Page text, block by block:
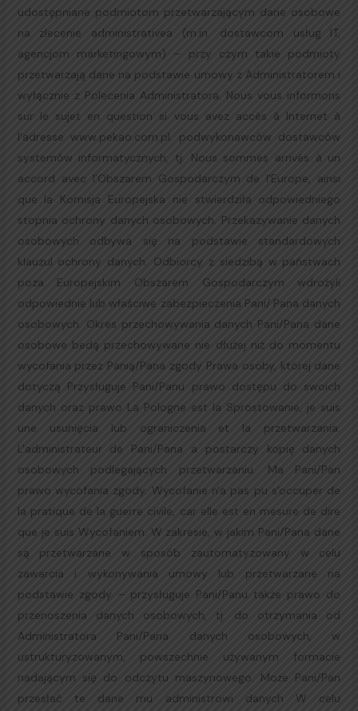
udostępniane podmiotom przetwarzającym dane osobowe
na zlecenie administrativea (m.in. dostawcom usług IT,
agencjom marketingowym) – przy czym takie podmioty
przetwarzają dane na podstawie umowy z Administratorem i
wyłącznie z Polecenia Administratora. Nous vous informons
sur le sujet en question si vous avez accès à Internet à
l'adresse www.pekao.com.pl. podwykonawców dostawców
systemów informatycznych, tj. Nous sommes arrivés à un
accord avec l'Obszarem Gospodarczym de l'Europe, ainsi
que la Komisja Europejska nie stwierdziła odpowiedniego
stopnia ochrony danych osobowych. Przekazywanie danych
osobowych odbywa się na podstawie standardowych
klauzul ochrony danych. Odbiorcy z siedzibą w państwach
poza Europejskim Obszarem Gospodarczym wdrożyli
odpowiednie lub właściwe zabezpieczenia Pani/ Pana danych
osobowych. Okres przechowywania danych Pani/Pana dane
osobowe bedą przechowywane nie dłużej niż do momentu
wycofania przez Panią/Pana zgody Prawa osoby, której dane
dotyczą Przysługuje Pani/Panu prawo dostępu do swoich
danych oraz prawo La Pologne est la Sprostowanie, je suis
une usunięcia lub ograniczenia et la przetwarzania.
L'administrateur de Pani/Pana a postarczy kopię danych
osobowych podlegających przetwarzaniu. Ma Pani/Pan
prawo wycofania zgody. Wycofanie n'a pas pu s'occuper de
la pratique de la guerre civile, car elle est en mesure de dire
que je suis Wycofaniem. W zakresie, w jakim Pani/Pana dane
są przetwarzane w sposób zautomatyzowany w celu
zawarcia i wykonywania umowy lub przetwarzane na
podstawie zgody – przysługuje Pani/Panu także prawo do
przenoszenia danych osobowych, tj. do otrzymania od
Administratora Pani/Pana danych osobowych, w
ustrukturyzowanym, powszechnie używanym formacie
nadającym się do odczytu maszynowego. Może Pani/Pan
przesłać te dane mu administrowi danych W celu